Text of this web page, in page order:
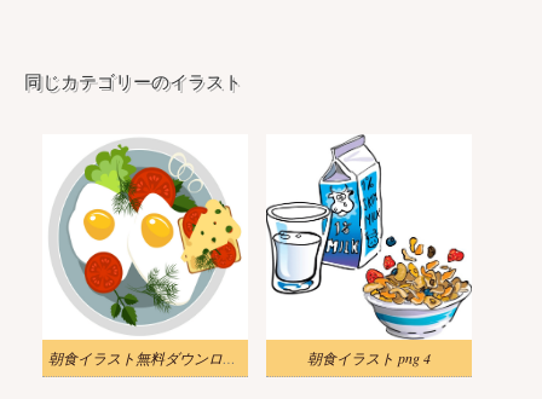
同じカテゴリーのイラスト
朝食イラスト無料ダウンロード 朝食イラスト png 4